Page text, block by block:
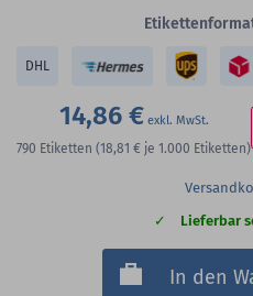
DHL
14,86 €
790 Etiketten (18,81 € je 1.000 Etiketten)
Lieferbar
In den